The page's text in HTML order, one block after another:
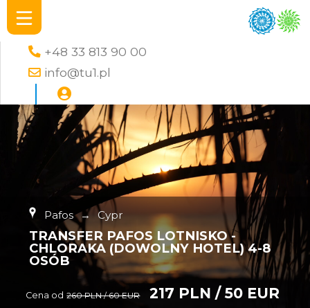
+48 33 813 90 00
info@tu1.pl
Pafos → Cypr
TRANSFER PAFOS LOTNISKO -
CHLORAKA (DOWOLNY HOTEL) 4-8
OSÓB
Cena od 260 PLN / 60 EUR 217 PLN / 50 EUR